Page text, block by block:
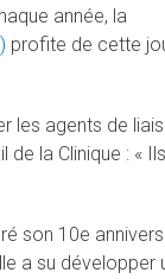
année, la
profite de cette
les agents de
la Clinique : «
son 10e
a su